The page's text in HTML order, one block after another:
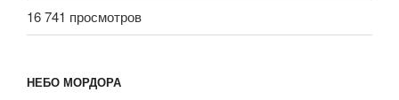
16 741 просмотров
НЕБО МОРДОРА